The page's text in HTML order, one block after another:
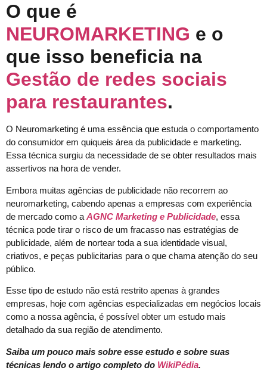
O que é
NEUROMARKETING e o
que isso beneficia na
Gestão de redes sociais
para restaurantes.
O Neuromarketing é uma essência que estuda o comportamento
do consumidor em quiqueis área da publicidade e marketing.
Essa técnica surgiu da necessidade de se obter resultados mais
assertivos na hora de vender.
Embora muitas agências de publicidade não recorrem ao
neuromarketing, cabendo apenas a empresas com experiência
de mercado como a AGNC Marketing e Publicidade, essa
técnica pode tirar o risco de um fracasso nas estratégias de
publicidade, além de nortear toda a sua identidade visual,
criativos, e peças publicitarias para o que chama atenção do seu
público.
Esse tipo de estudo não está restrito apenas à grandes
empresas, hoje com agências especializadas em negócios locais
como a nossa agência, é possível obter um estudo mais
detalhado da sua região de atendimento.
Saiba um pouco mais sobre esse estudo e sobre suas
técnicas lendo o artigo completo do WikiPédia.